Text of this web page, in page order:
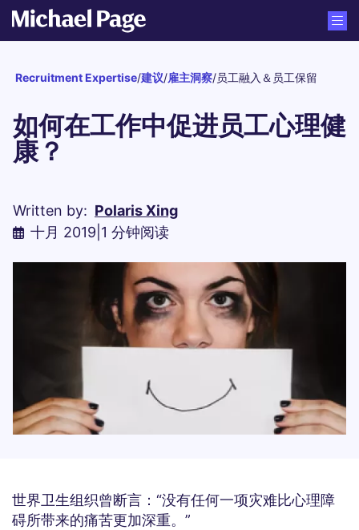
Recruitment Expertise/建议/雇主洞察/员工融入＆员工保留
如何在工作中促进员工心理健
康？
Written by: Polaris Xing
十月 2019 1 分钟阅读
世界卫生组织曾断言：“没有任何一项灾难比心理障
碍所带来的痛苦更加深重。”